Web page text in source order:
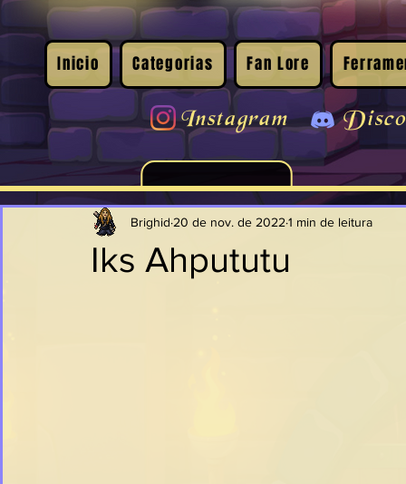
Inicio Categorias Fan Lore
Instagram
Iks Ahpututu
Brighid 20 de nov. de 2022 1 min de leitura